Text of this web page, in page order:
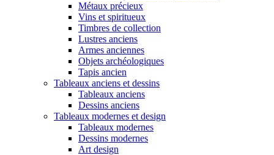
Métaux précieux
Vins et spiritueux
Timbres de collection
Lustres anciens
Armes anciennes
Objets archéologiques
Tapis ancien
Tableaux anciens et dessins
Tableaux anciens
Dessins anciens
Tableaux modernes et design
Tableaux modernes
Dessins modernes
Art design